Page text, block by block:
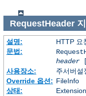
RequestHeader지
설명:
HTTP 요
문법:
header
사용장소:
주서버설
Override 옵션: FileInfo
상태:
Extension